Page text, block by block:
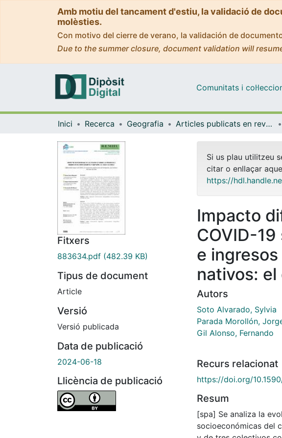
Amb motiu del tancament d'estiu, la validació de
molèsties.
Con motivo del cierre de verano, la validación de
Due to the summer closure, document validation will
Comunitats i
Inici Recerca Geografia Articles publicats en revistes (Geografia)
Fitxers
883634.pdf (482.39 KB)
Tipus de document
Article
Versió
Versió publicada
Data de publicació
2024-06-18
Llicència de publicació
Si us plau utilitzeu
citar o enllaçar
https://
Impacto
COVID-
e
nativos: el
Autors
Soto Alvarado, Sylvia
Parada Morollón,
Gil Alonso, Fernando
Recurs relacionat
https://doi.org/
Resum
[spa] Se analiza la
socioeconómicas del